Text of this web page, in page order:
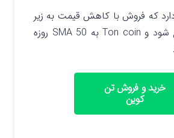
که فروش با کاهش قیمت به زیر
۵.۴۲ دلار تسریع شود و Ton coin به SMA 50 روزه
خرید و فروش تن
کوین